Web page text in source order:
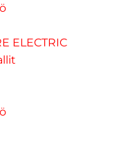
ELECTRIC